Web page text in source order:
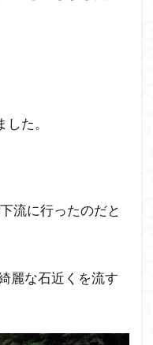
た。
流に行ったのだと
麗な石近くを流す